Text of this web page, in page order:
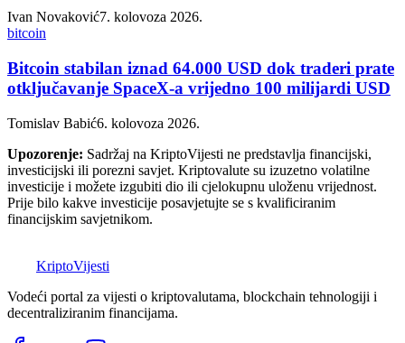
Ivan Novaković7. kolovoza 2026.
bitcoin
Bitcoin stabilan iznad 64.000 USD dok traderi prate
otključavanje SpaceX-a vrijedno 100 milijardi USD
Tomislav Babić6. kolovoza 2026.
Upozorenje: Sadržaj na KriptoVijesti ne predstavlja financijski,
investicijski ili porezni savjet. Kriptovalute su izuzetno volatilne
investicije i možete izgubiti dio ili cjelokupnu uloženu vrijednost.
Prije bilo kakve investicije posavjetujte se s kvalificiranim
financijskim savjetnikom.
KriptoVijesti
Vodeći portal za vijesti o kriptovalutama, blockchain tehnologiji i
decentraliziranim financijama.